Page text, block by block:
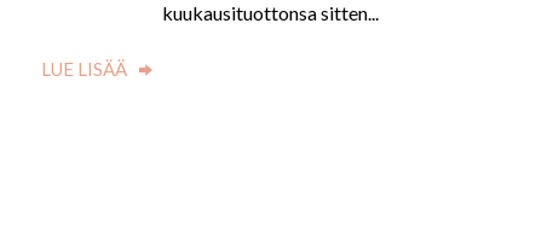
kuukausituottonsa sitten...
LUE LISÄÄ